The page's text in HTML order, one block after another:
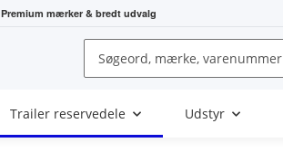
Premium mærker & bredt udvalg
Trailer reservedele Udstyr